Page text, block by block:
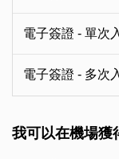
電子簽證 - 單次
電子簽證 - 多次
我可以在機場獲